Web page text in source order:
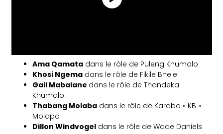
Ama Qamata dans le rôle de Puleng Khumalo
Khosi Ngema dans le rôle de Fikile Bhele
Gail Mabalane dans le rôle de Thandeka
Khumalo
Thabang Molaba dans le rôle de Karabo « KB »
Molapo
Dillon Windvogel dans le rôle de Wade Daniels